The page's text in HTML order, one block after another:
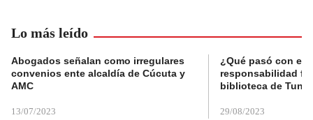
Lo más leído
Abogados señalan como irregulares
convenios ente alcaldía de Cúcuta y
AMC
13/07/2023
¿Qué pasó con el
responsabilidad
biblioteca de
29/08/2023